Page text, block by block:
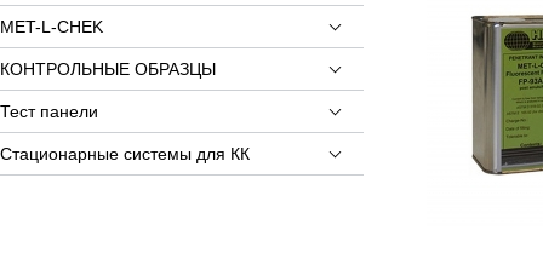
MET-L-CHEK
КОНТРОЛЬНЫЕ ОБРАЗЦЫ
Тест панели
Стационарные системы для КК